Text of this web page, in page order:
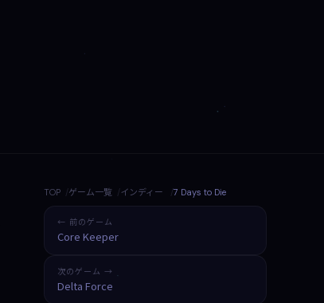
TOP ゲーム一覧 インディー 7 Days to Die
← 前のゲーム
Core Keeper
次のゲーム →
Delta Force